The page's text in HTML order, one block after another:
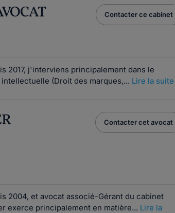
Contacter ce cabinet
2017, j'interviens principalement dans le
(Droit des marques,... Lire la suite
Contacter cet avocat
2004, et avocat associé-Gérant du cabinet
exerce principalement en matière... Lire la